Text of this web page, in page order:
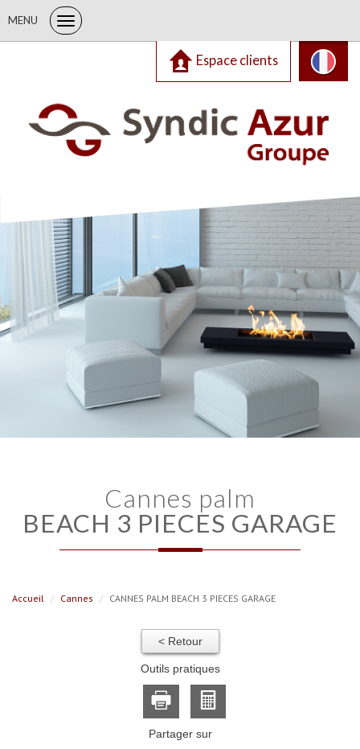
MENU
Espace clients
cannes palm
BEACH 3 PIECES GARAGE
Accueil Cannes CANNES PALM BEACH 3 PIECES GARAGE
< Retour
Outils pratiques
Partager sur